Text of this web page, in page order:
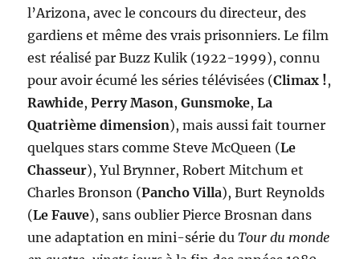
l’Arizona, avec le concours du directeur, des
gardiens et même des vrais prisonniers. Le film
est réalisé par Buzz Kulik (1922-1999), connu
pour avoir écumé les séries télévisées (Climax !,
Rawhide,Perry Mason,Gunsmoke,La
Quatrième dimension), mais aussi fait tourner
quelques stars comme Steve McQueen (Le
Chasseur), Yul Brynner, Robert Mitchum et
Charles Bronson (Pancho Villa), Burt Reynolds
(Le Fauve), sans oublier Pierce Brosnan dans
une adaptation en mini-série duTour du monde